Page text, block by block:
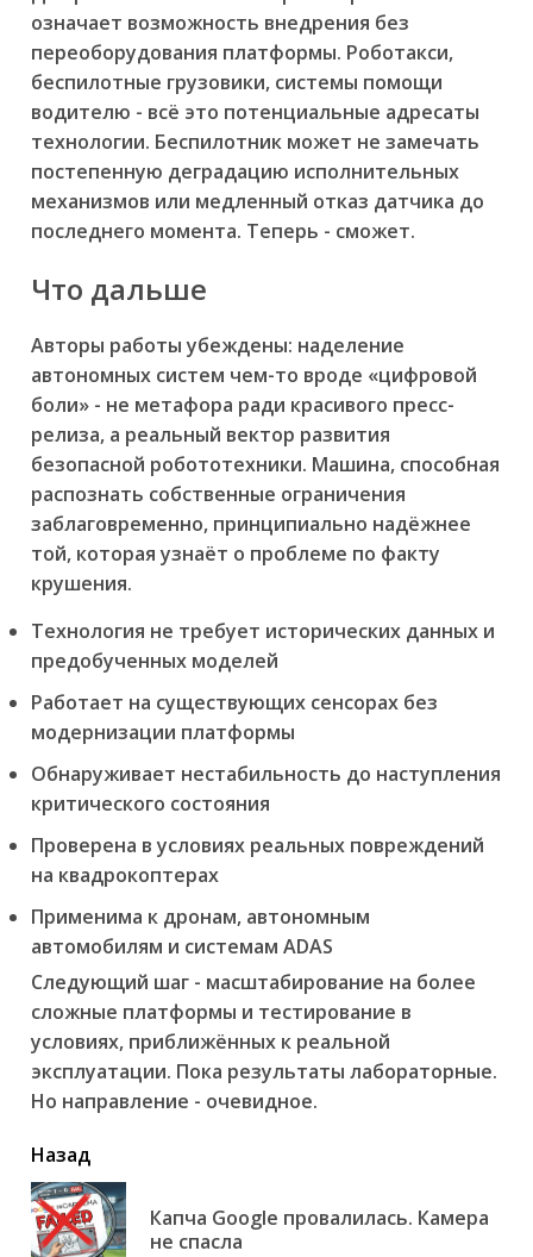
означает возможность внедрения без
переоборудования платформы. Роботакси,
беспилотные грузовики, системы помощи
водителю - всё это потенциальные адресаты
технологии. Беспилотник может не замечать
постепенную деградацию исполнительных
механизмов или медленный отказ датчика до
последнего момента. Теперь - сможет.
Что дальше
Авторы работы убеждены: наделение
автономных систем чем-то вроде «цифровой
боли» - не метафора ради красивого пресс-
релиза, а реальный вектор развития
безопасной робототехники. Машина, способная
распознать собственные ограничения
заблаговременно, принципиально надёжнее
той, которая узнаёт о проблеме по факту
крушения.
Технология не требует исторических данных и
предобученных моделей
Работает на существующих сенсорах без
модернизации платформы
Обнаруживает нестабильность до наступления
критического состояния
Проверена в условиях реальных повреждений
на квадрокоптерах
Применима к дронам, автономным
автомобилям и системам ADAS
Следующий шаг - масштабирование на более
сложные платформы и тестирование в
условиях, приближённых к реальной
эксплуатации. Пока результаты лабораторные.
Но направление - очевидное.
читать
еще
Назад
Капча Google провалилась. Камера
не спасла